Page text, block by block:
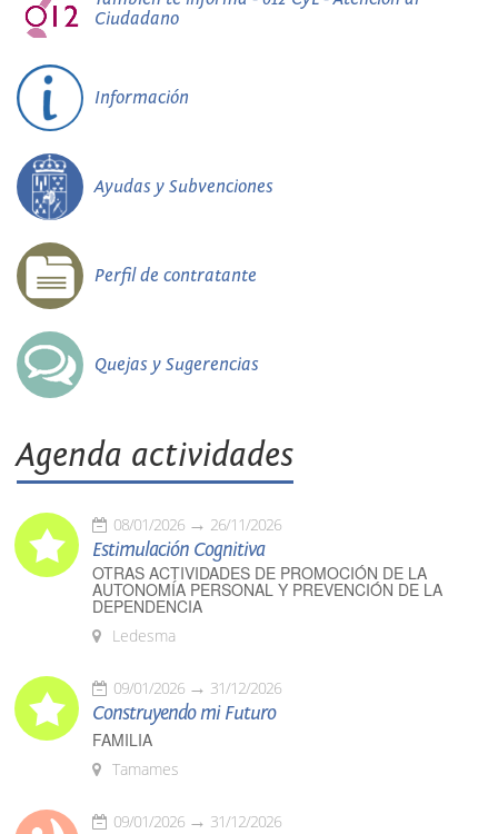
Ciudadano
Información
Ayudas y Subvenciones
Perfil de contratante
Quejas y Sugerencias
Agenda actividades
08/01/2026 26/11/2026
Estimulación Cognitiva
OTRAS ACTIVIDADES DE PROMOCIÓN DE LA
AUTONOMÍA PERSONAL Y PREVENCIÓN DE LA
DEPENDENCIA
Ledesma
09/01/2026 31/12/2026
Construyendo mi Futuro
FAMILIA
Tamames
09/01/2026 31/12/2026